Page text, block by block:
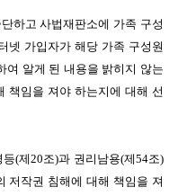
하고 사법재판소에 가족 구성
넷 가입자가 해당 가족 구성원
여 알게 된 내용을 밝히지 않는
책임을 져야 하는지에 대해 선
(제20조)과 권리남용(제54조)
저작권 침해에 대해 책임을 져